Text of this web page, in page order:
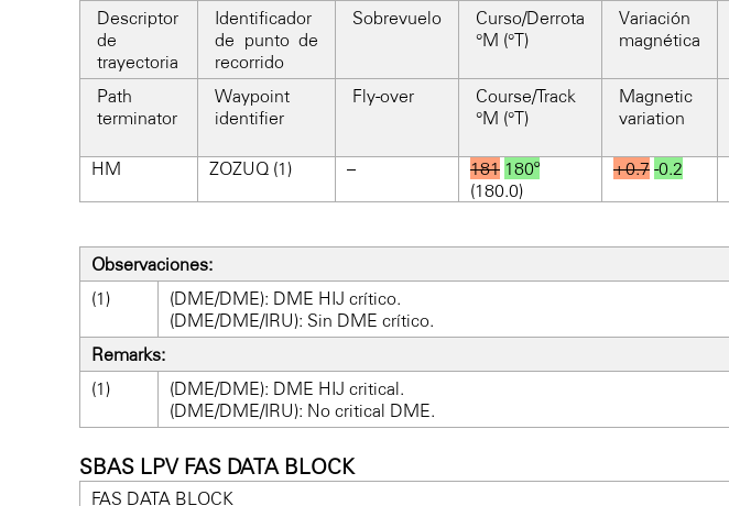
Descriptor
de
trayectoria
Identificador
de punto de
recorrido
Sobrevuelo
Curso/Derrota
°M (°T)
Variación
magnética
Path
terminator
Waypoint
identifier
Fly-over
Course/Track
°M (°T)
Magnetic
variation
HM ZOZUQ (1) – 181 180º
(180.0)
+0.7 -0.2
Observaciones:
(1)
(DME/DME): DME HIJ crítico.
(DME/DME/IRU): Sin DME crítico.
Remarks:
(1)
(DME/DME): DME HIJ critical.
(DME/DME/IRU): No critical DME.
SBAS LPV FAS DATA BLOCK
FAS DATA BLOCK